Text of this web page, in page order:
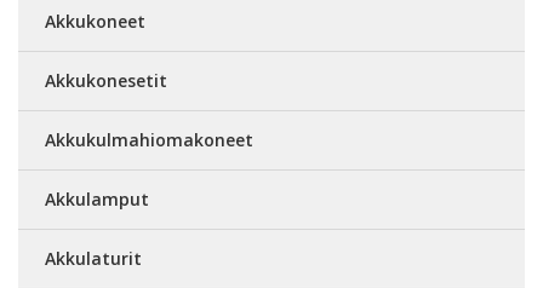
Akkukoneet
Akkukonesetit
Akkukulmahiomakoneet
Akkulamput
Akkulaturit